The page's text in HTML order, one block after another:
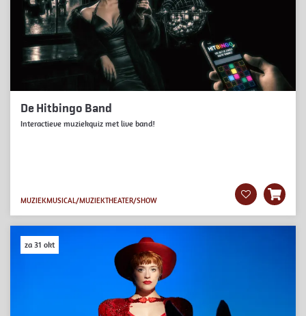
De Hitbingo Band
Interactieve muziekquiz met live band!
MUZIEKMUSICAL/MUZIEKTHEATER/SHOW
za 31 okt